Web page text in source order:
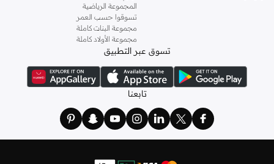
المجموعة الرياضية
تسوقوا حسب العمر
مجموعة البنات كاملة
مجموعة الأولاد كاملة
تسوق عبر التطبيق
تابعنا